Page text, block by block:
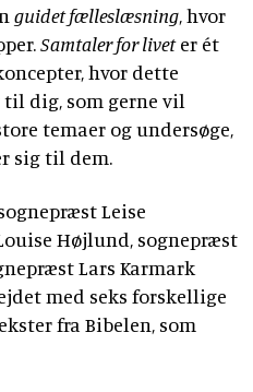
guidet fælleslæsning, hvor
Samtaler for liveter ét
hvor dette
dig, som gerne vil
temaer og undersøge,
sig til dem.
Leise
Højlund, sognepræst
Lars Karmark
med seks forskellige
fra Bibelen, som